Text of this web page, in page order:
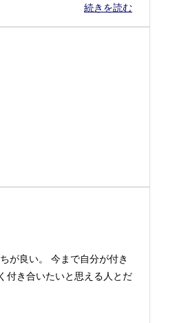
続きを読む
が良い。 今まで自分が付き
付き合いたいと思える人とだ